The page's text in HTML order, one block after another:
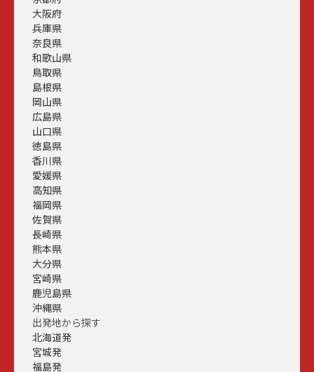
大阪府
兵庫県
奈良県
和歌山県
鳥取県
島根県
岡山県
広島県
山口県
徳島県
香川県
愛媛県
高知県
福岡県
佐賀県
長崎県
熊本県
大分県
宮崎県
鹿児島県
沖縄県
出発地から探す
北海道発
宮城発
福島発